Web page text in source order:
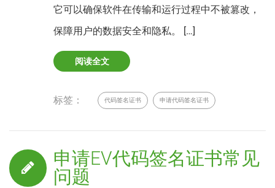
它可以确保软件在传输和运行过程中不被篡改，
保障用户的数据安全和隐私。 […]
阅读全文
标签： 代码签名证书 申请代码签名证书
申请EV代码签名证书常见
问题